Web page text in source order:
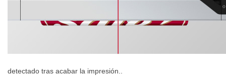
detectado tras acabar la impresión.